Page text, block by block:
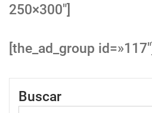
250×300″]
[the_ad_group id=»117″]
Buscar